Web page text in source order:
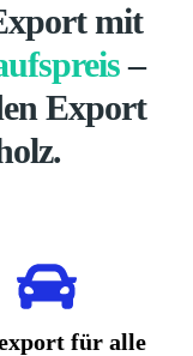
mit
–
Export
für alle